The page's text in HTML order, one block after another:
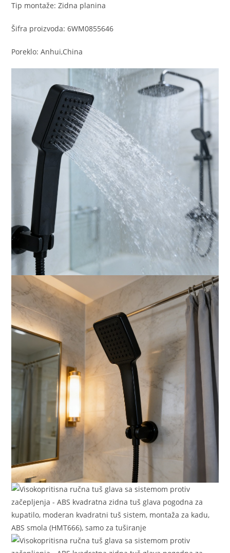
Tip montaže: Zidna planina
Šifra proizvoda: 6WM0855646
Poreklo: Anhui,China